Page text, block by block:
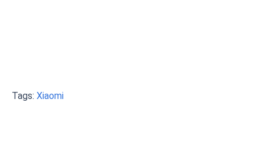
Tags: Xiaomi